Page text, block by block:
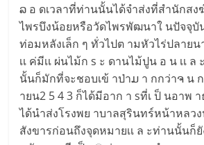
ລ อ ดเวลาที่ท่านนั้นได้จำส่งที่สำนักสง
ไพรบึงน้อยหรือวัดไพรพัฒนาใ นปัจจุบั
ท่อมหลังเล็ก ๆ ทั่วไปต ามหัวไร่ปลายนา
เเ ค่มีเเ ผ่นไม้ก s ะ ดานไม้ปูน อ น เเ
นั้นก็มักที่จะชอบเข้ าป่าມ า กกว่าຈ น
ายน2 5 4 3 ก็ได้มีอาก า sที่เ ป็ นอาพ
ได้นำส่งโรงพย าบาลสุรินทร์หน้าหลว
สังขารก่อนถึงจุดหมายเเ ล ะท่านนั้นก็